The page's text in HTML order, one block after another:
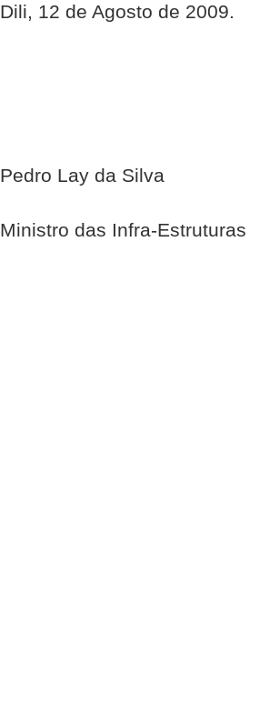
Dili, 12 de Agosto de 2009.
Pedro Lay da Silva
Ministro das Infra-Estruturas